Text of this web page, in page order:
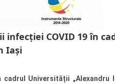
COVID 19 în
Iași
Universității „Alexandru